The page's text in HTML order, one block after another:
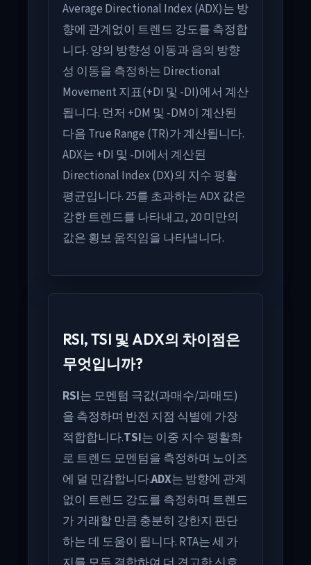
Average Directional Index (ADX)는 방
향에 관계없이 트렌드 강도를 측정합
니다. 양의 방향성 이동과 음의 방향
성 이동을 측정하는 Directional
Movement 지표(+DI 및 -DI)에서 계산
됩니다. 먼저 +DM 및 -DM이 계산된
다음 True Range (TR)가 계산됩니다.
ADX는 +DI 및 -DI에서 계산된
Directional Index (DX)의 지수 평활
평균입니다. 25를 초과하는 ADX 값은
강한 트렌드를 나타내고, 20 미만의
값은 횡보 움직임을 나타냅니다.
RSI, TSI 및 ADX의 차이점은
무엇입니까?
RSI는 모멘텀 극값(과매수/과매도)
을 측정하며 반전 지점 식별에 가장
적합합니다.TSI는 이중 지수 평활화
로 트렌드 모멘텀을 측정하며 노이즈
에 덜 민감합니다.ADX는 방향에 관계
없이 트렌드 강도를 측정하며 트렌드
가 거래할 만큼 충분히 강한지 판단
하는 데 도움이 됩니다. RTA는 세 가